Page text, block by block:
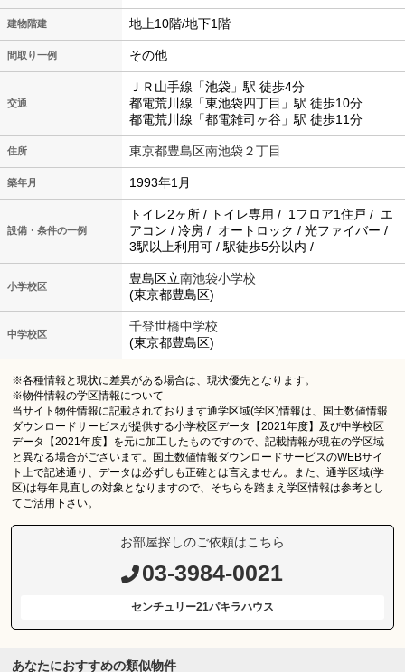
建物階建 地上10階/地下1階
間取り一例 その他
交通
ＪＲ山手線「池袋」駅 徒歩4分
都電荒川線「東池袋四丁目」駅 徒歩10分
都電荒川線「都電雑司ヶ谷」駅 徒歩11分
住所 東京都豊島区南池袋２丁目
築年月 1993年1月
設備・条件の一例
トイレ2ヶ所 / トイレ専用 / 1フロア1住戸 / エ
アコン / 冷房 / オートロック / 光ファイバー /
3駅以上利用可 / 駅徒歩5分以内 /
小学校区
豊島区立南池袋小学校
(東京都豊島区)
中学校区
千登世橋中学校
(東京都豊島区)
※各種情報と現状に差異がある場合は、現状優先となります。
※物件情報の学区情報について
当サイト物件情報に記載されております通学区域(学区)情報は、国土数値情報
ダウンロードサービスが提供する小学校区データ【2021年度】及び中学校区
データ【2021年度】を元に加工したものですので、記載情報が現在の学区域
と異なる場合がございます。国土数値情報ダウンロードサービスのWEBサイ
ト上で記述通り、データは必ずしも正確とは言えません。また、通学区域(学
区)は毎年見直しの対象となりますので、そちらを踏まえ学区情報は参考とし
てご活用下さい。
お部屋探しのご依頼はこちら
03-3984-0021
センチュリー21パキラハウス
あなたにおすすめの類似物件